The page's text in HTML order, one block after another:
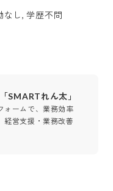
し, 学歴不問
SMARTれん太」
ォームで、業務効率
経営支援・業務改善